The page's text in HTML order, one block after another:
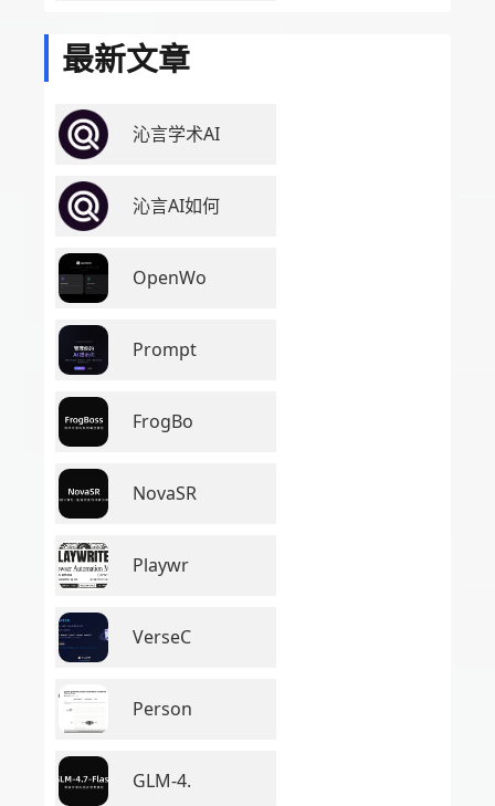
最新文章
沁言学术AI
沁言AI如何
OpenWo
Prompt
FrogBo
NovaSR
Playwr
VerseC
Person
GLM-4.